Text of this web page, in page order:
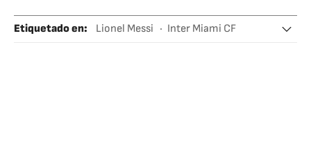
Etiquetado en: Lionel Messi
Inter Miami CF